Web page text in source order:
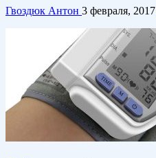
Гвоздюк Антон 3 февраля, 2017